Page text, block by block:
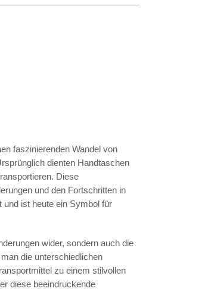
faszinierenden Wandel von
dienten Handtaschen
Diese
und den Fortschritten in
ist heute ein Symbol für
wider, sondern auch die
die unterschiedlichen
zu einem stilvollen
diese beeindruckende